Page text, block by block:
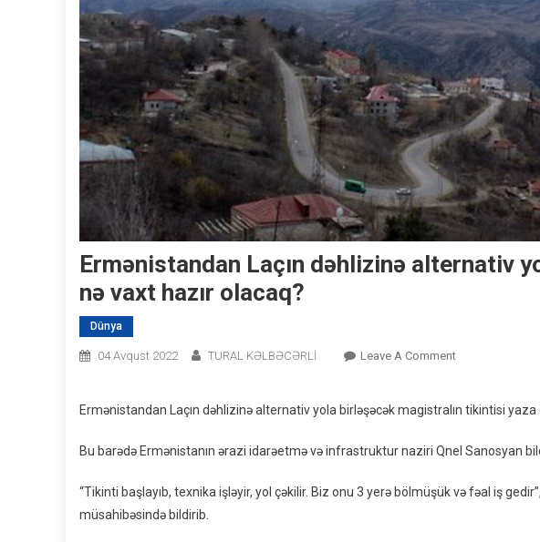
Ermənistandan Laçın dəhlizinə alternativ
nə vaxt hazır olacaq?
Dünya
04 Avqust 2022 TURAL KƏLBƏCƏRLİ Leave A CommentOn
Dəhlizinə
Yola
Magistral
Ermənistandan Laçın dəhlizinə alternativ yola birləşəcək magistralın tikintisi yaza
Bu barədə Ermənistanın ərazi idarəetmə və infrastruktur naziri Qnel Sanosyan
“Tikinti başlayıb, texnika işləyir, yol çəkilir. Biz onu 3 yerə bölmüşük və fəal iş
müsahibəsində bildirib.